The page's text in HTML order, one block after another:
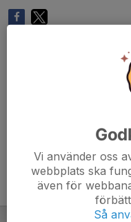
Vi använder oss
webbplats ska
även för
Så